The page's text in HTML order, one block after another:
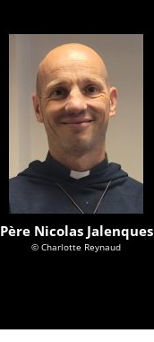
Père Nicolas Jalenques
© Charlotte Reynaud